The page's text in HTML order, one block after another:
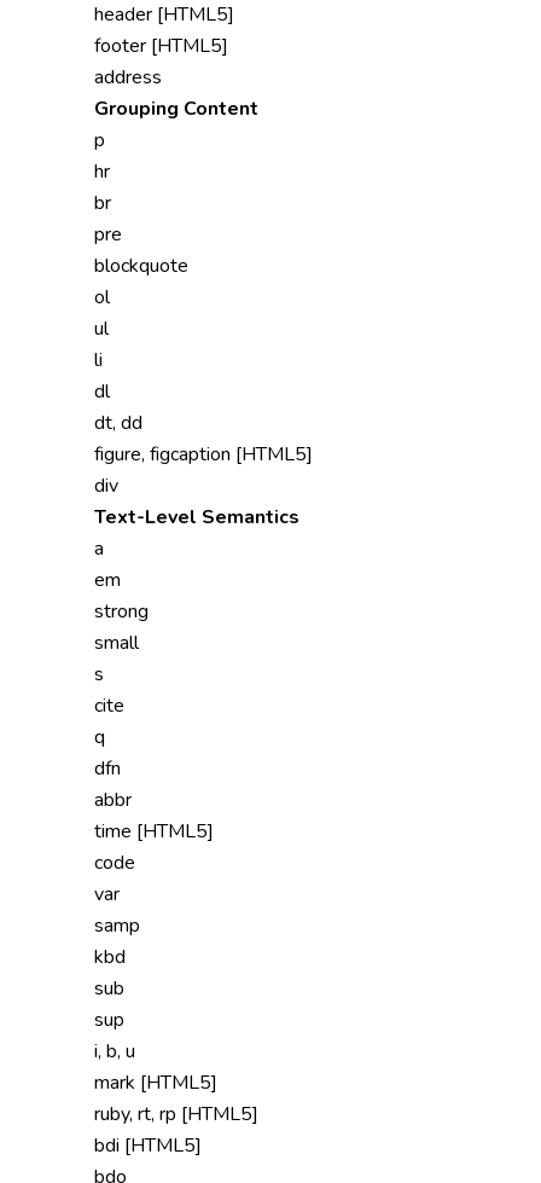
header [HTML5]
footer [HTML5]
address
Grouping Content
p
hr
br
pre
blockquote
ol
ul
li
dl
dt, dd
figure, figcaption [HTML5]
div
Text-Level Semantics
a
em
strong
small
s
cite
q
dfn
abbr
time [HTML5]
code
var
samp
kbd
sub
sup
i, b, u
mark [HTML5]
ruby, rt, rp [HTML5]
bdi [HTML5]
bdo